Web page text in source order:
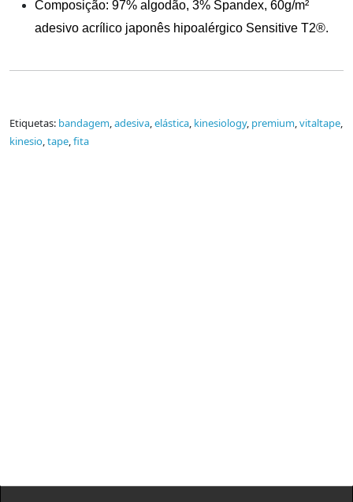
Composição: 97% algodão, 3% Spandex, 60g/m²
adesivo acrílico japonês hipoalérgico Sensitive T2®.
Etiquetas: bandagem,adesiva,elástica, kinesiology, premium,vitaltape,
kinesio,tape,fita